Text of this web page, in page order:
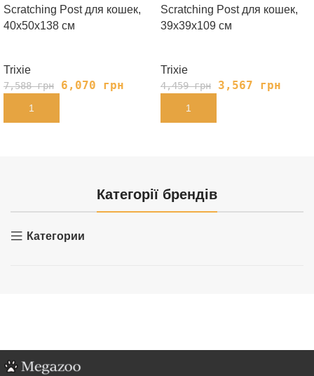
Scratching Post для кошек,
40х50х138 см
Trixie
7,588грн 6,070 грн
В КОРЗИНУ
Scratching Post для кошек,
39х39х109 см
Trixie
4,459грн 3,567 грн
В КОРЗИНУ
Категорії брендів
Категории